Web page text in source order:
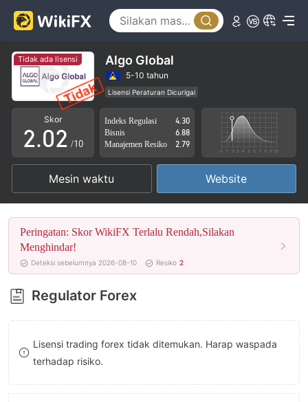
Tidak ada lisensi Algo Global
5-10 tahun
Lisensi Peraturan Dicurigai
Lingkup Bisnis Mencurigakan
Potensi risiko tinggi
Skor
0
1
2
3
4
5
6
7
8
9
.0
1
2
3
4
5
6
7
8
9
0
1
2
3
4
5
6
7
8
9
/10
Indeks Regulasi
4.30
Bisnis
6.88
Manajemen Resiko
2.79
Mesin waktu Website
Peringatan: Skor WikiFX Terlalu Rendah,Silakan
Menghindar!
Deteksi sebelumnya 2026-08-10 Resiko 2
Regulator Forex
Lisensi trading forex tidak ditemukan. Harap waspada
terhadap risiko.